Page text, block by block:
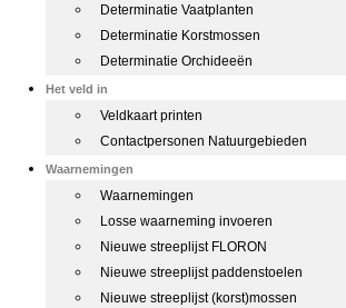
Determinatie Vaatplanten
Determinatie Korstmossen
Determinatie Orchideeën
Het veld in
Veldkaart printen
Contactpersonen Natuurgebieden
Waarnemingen
Waarnemingen
Losse waarneming invoeren
Nieuwe streeplijst FLORON
Nieuwe streeplijst paddenstoelen
Nieuwe streeplijst (korst)mossen